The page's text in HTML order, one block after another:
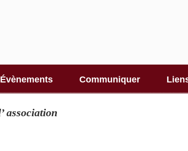
Évènements Communiquer
association